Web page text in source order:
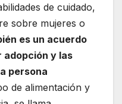
de cuidado,
sobre mujeres o
es un acuerdo
adopción y las
persona
de alimentación y